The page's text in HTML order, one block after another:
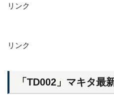
リンク
リンク
「TD002」マキタ最